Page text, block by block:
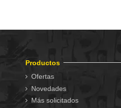
Productos
Ofertas
Novedades
Más solicitados